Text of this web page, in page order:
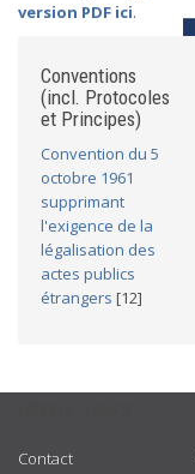
version PDF ici.
Conventions
(incl. Protocoles
et Principes)
Convention du 5
octobre 1961
supprimant
l'exigence de la
légalisation des
actes publics
étrangers [12]
Contact